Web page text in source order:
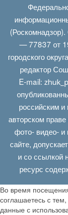
— 77837 от
городского
редактор
E‑mail:
российским
авторском
фото- видео- и
сайте,
и со ссылкой
ресурс
Во время
соглашаетесь с
данные с